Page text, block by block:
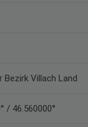
Bezirk Villach Land
/ 46.560000°